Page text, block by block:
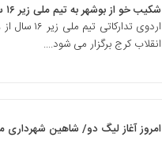
شکیب خو از بوشهر به تیم ملی زیر ۱۶ سال ایران دعوت شد
انقلاب کرج برگزار می شود....
امروز آغاز لیگ دو/ شاهین شهرداری